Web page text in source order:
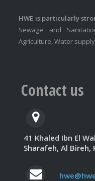
HWE is particularly
Sewage and
Agriculture, Water
Contact us
41 Khaled Ibn El
Sharafeh, Al Bireh,